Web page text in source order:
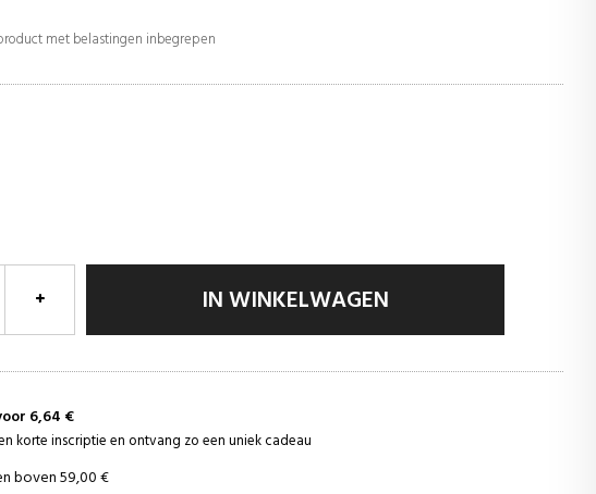
met belastingen inbegrepen
IN WINKELWAGEN
6,64 €
korte inscriptie en ontvang zo een uniek cadeau
boven 59,00 €